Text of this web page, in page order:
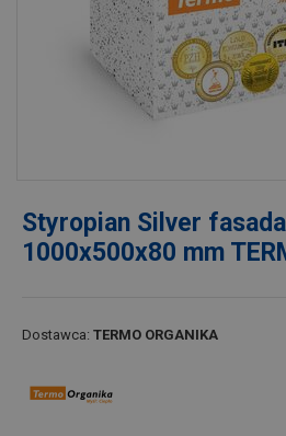
Styropian Silver
1000x500x80 mm
Dostawca: TERMO ORGANIKA